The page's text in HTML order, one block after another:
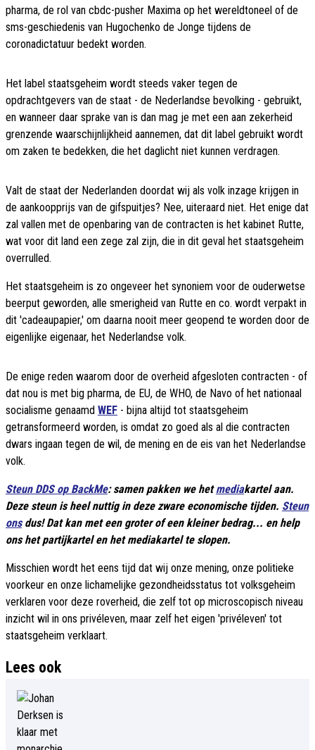
pharma, de rol van cbdc-pusher Maxima op het wereldtoneel of de
sms-geschiedenis van Hugochenko de Jonge tijdens de
coronadictatuur bedekt worden.
Het label staatsgeheim wordt steeds vaker tegen de
opdrachtgevers van de staat - de Nederlandse bevolking - gebruikt,
en wanneer daar sprake van is dan mag je met een aan zekerheid
grenzende waarschijnlijkheid aannemen, dat dit label gebruikt wordt
om zaken te bedekken, die het daglicht niet kunnen verdragen.
Valt de staat der Nederlanden doordat wij als volk inzage krijgen in
de aankoopprijs van de gifspuitjes? Nee, uiteraard niet. Het enige dat
zal vallen met de openbaring van de contracten is het kabinet Rutte,
wat voor dit land een zege zal zijn, die in dit geval het staatsgeheim
overrulled.
Het staatsgeheim is zo ongeveer het synoniem voor de ouderwetse
beerput geworden, alle smerigheid van Rutte en co. wordt verpakt in
dit 'cadeaupapier,' om daarna nooit meer geopend te worden door de
eigenlijke eigenaar, het Nederlandse volk.
De enige reden waarom door de overheid afgesloten contracten - of
dat nou is met big pharma, de EU, de WHO, de Navo of het nationaal
socialisme genaamd WEF - bijna altijd tot staatsgeheim
getransformeerd worden, is omdat zo goed als al die contracten
dwars ingaan tegen de wil, de mening en de eis van het Nederlandse
volk.
Steun DDS op BackMe: samen pakken we hetmediakartel aan.
Deze steun is heel nuttig in deze zware economische tijden. Steun
onsdus! Dat kan met een groter of een kleiner bedrag... en help
ons het partijkartel en het mediakartel te slopen.
Misschien wordt het eens tijd dat wij onze mening, onze politieke
voorkeur en onze lichamelijke gezondheidsstatus tot volksgeheim
verklaren voor deze roverheid, die zelf tot op microscopisch niveau
inzicht wil in ons privéleven, maar zelf het eigen 'privéleven' tot
staatsgeheim verklaart.
Lees ook